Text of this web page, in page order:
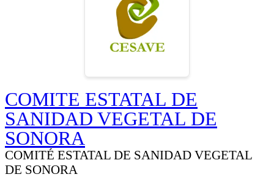
COMITE ESTATAL DE
SANIDAD VEGETAL DE
SONORA
COMITÉ ESTATAL DE SANIDAD VEGETAL
DE SONORA